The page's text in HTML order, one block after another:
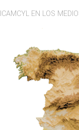
ICAMCYL EN LOS